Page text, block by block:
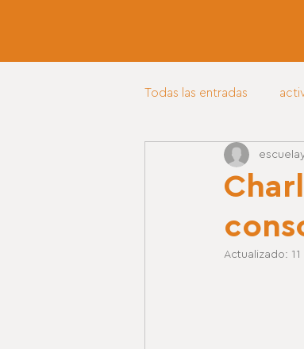
Todas las entradas
Actualizado: